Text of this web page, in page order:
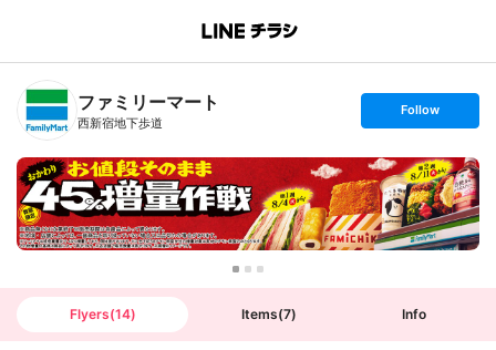
B
n
T
ファミリーマート
西新宿地下歩道
s
t
o
l
l
o
w
Follow
Flyers(14) Items(7) Info